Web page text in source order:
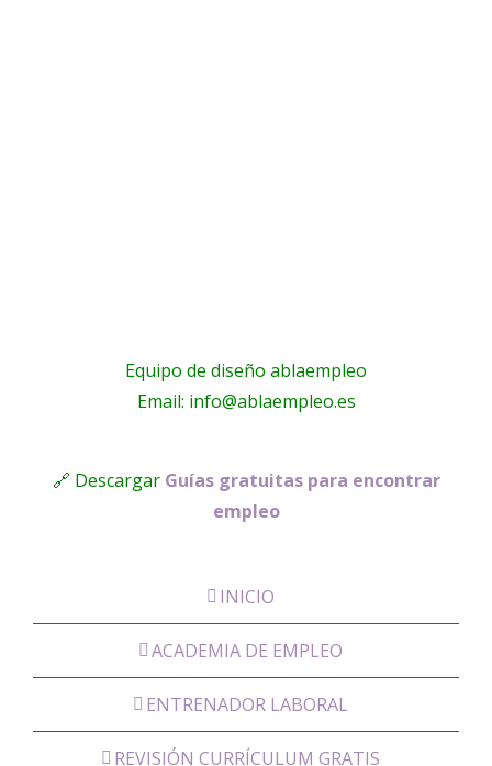
Equipo de diseño ablaempleo
Email: info@ablaempleo.es
🔗 Descargar Guías gratuitas para encontrar
empleo
INICIO
ACADEMIA DE EMPLEO
ENTRENADOR LABORAL
REVISIÓN CURRÍCULUM GRATIS